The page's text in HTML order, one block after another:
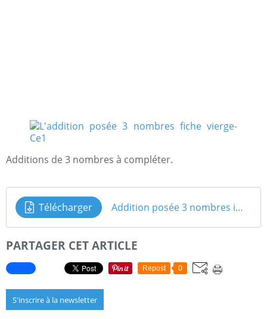
Additions de 3 nombres à compléter.
Télécharger Addition posée 3 nombres immeuble fiche vierge
PARTAGER CET ARTICLE
Repost 0
S'inscrire à la newsletter